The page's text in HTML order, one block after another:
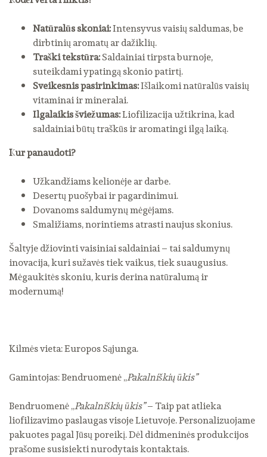
Natūralūs skoniai:Intensyvus vaisių saldumas, be
dirbtinių aromatų ar dažiklių.
Traški tekstūra:Saldainiai tirpsta burnoje,
suteikdami ypatingą skonio patirtį.
Sveikesnis pasirinkimas:Išlaikomi natūralūs vaisių
vitaminai ir mineralai.
Ilgalaikis šviežumas:Liofilizacija užtikrina, kad
saldainiai būtų traškūs ir aromatingi ilgą laiką.
Kur panaudoti?
Užkandžiams kelionėje ar darbe.
Desertų puošybai ir pagardinimui.
Dovanoms saldumynų mėgėjams.
Smaližiams, norintiems atrasti naujus skonius.
Šaltyje džiovinti vaisiniai saldainiai – tai saldumynų
inovacija, kuri sužavės tiek vaikus, tiek suaugusius.
Mėgaukitės skoniu, kuris derina natūralumą ir
modernumą!
Kilmės vieta: Europos Sąjunga.
Gamintojas: Bendruomenė „Pakalniškių ūkis”
Bendruomenė „Pakalniškių ūkis”– Taip pat atlieka
liofilizavimo paslaugas visoje Lietuvoje. Personalizuojame
pakuotes pagal Jūsų poreikį. Dėl didmeninės produkcijos
prašome susisiekti nurodytais kontaktais.